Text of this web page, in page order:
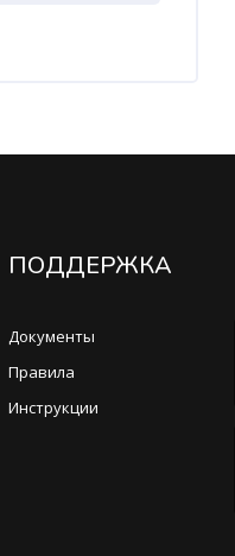
ПОДДЕРЖКА
Документы
Правила
Инструкции